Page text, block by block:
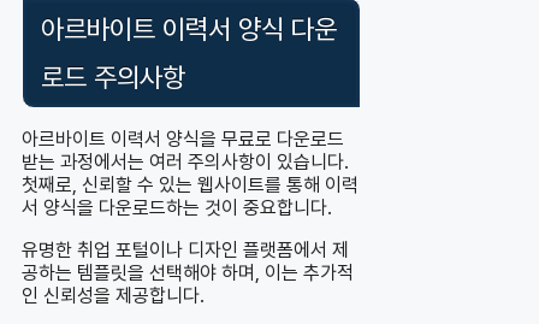
아르바이트 이력서 양식 다운
로드 주의사항
아르바이트 이력서 양식을 무료로 다운로드
받는 과정에서는 여러 주의사항이 있습니다.
첫째로, 신뢰할 수 있는 웹사이트를 통해 이력
서 양식을 다운로드하는 것이 중요합니다.
유명한 취업 포털이나 디자인 플랫폼에서 제
공하는 템플릿을 선택해야 하며, 이는 추가적
인 신뢰성을 제공합니다.